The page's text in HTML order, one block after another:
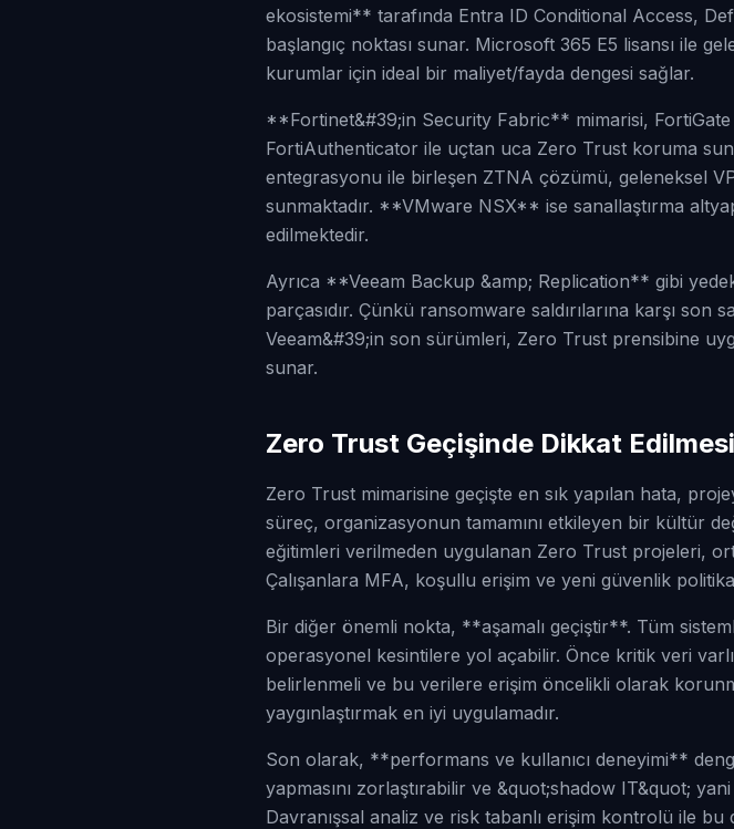
ekosistemi** tarafında Entra ID Conditional Access,
başlangıç noktası sunar. Microsoft 365 E5 lisansı ile
kurumlar için ideal bir maliyet/fayda dengesi sağlar.
**Fortinet&#39;in Security Fabric** mimarisi,
FortiAuthenticator ile uçtan uca Zero Trust koruma
entegrasyonu ile birleşen ZTNA çözümü, geleneksel
sunmaktadır. **VMware NSX** ise sanallaştırma
edilmektedir.
Ayrıca **Veeam Backup &amp; Replication** gibi
parçasıdır. Çünkü ransomware saldırılarına karşı
Veeam&#39;in son sürümleri, Zero Trust prensibine
sunar.
Zero Trust Geçişinde Dikkat
Zero Trust mimarisine geçişte en sık yapılan hata,
süreç, organizasyonun tamamını etkileyen bir kültür
eğitimleri verilmeden uygulanan Zero Trust projeleri,
Çalışanlara MFA, koşullu erişim ve yeni güvenlik
Bir diğer önemli nokta, **aşamalı geçiştir**. Tüm
operasyonel kesintilere yol açabilir. Önce kritik veri
belirlenmeli ve bu verilere erişim öncelikli olarak
yaygınlaştırmak en iyi uygulamadır.
Son olarak, **performans ve kullanıcı deneyimi**
yapmasını zorlaştırabilir ve &quot;shadow IT&quot;
Davranışsal analiz ve risk tabanlı erişim kontrolü ile